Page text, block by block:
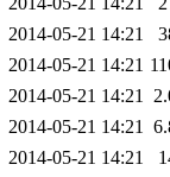
2014-05-21 14:21
2014-05-21 14:21
2014-05-21 14:21
2014-05-21 14:21
2014-05-21 14:21